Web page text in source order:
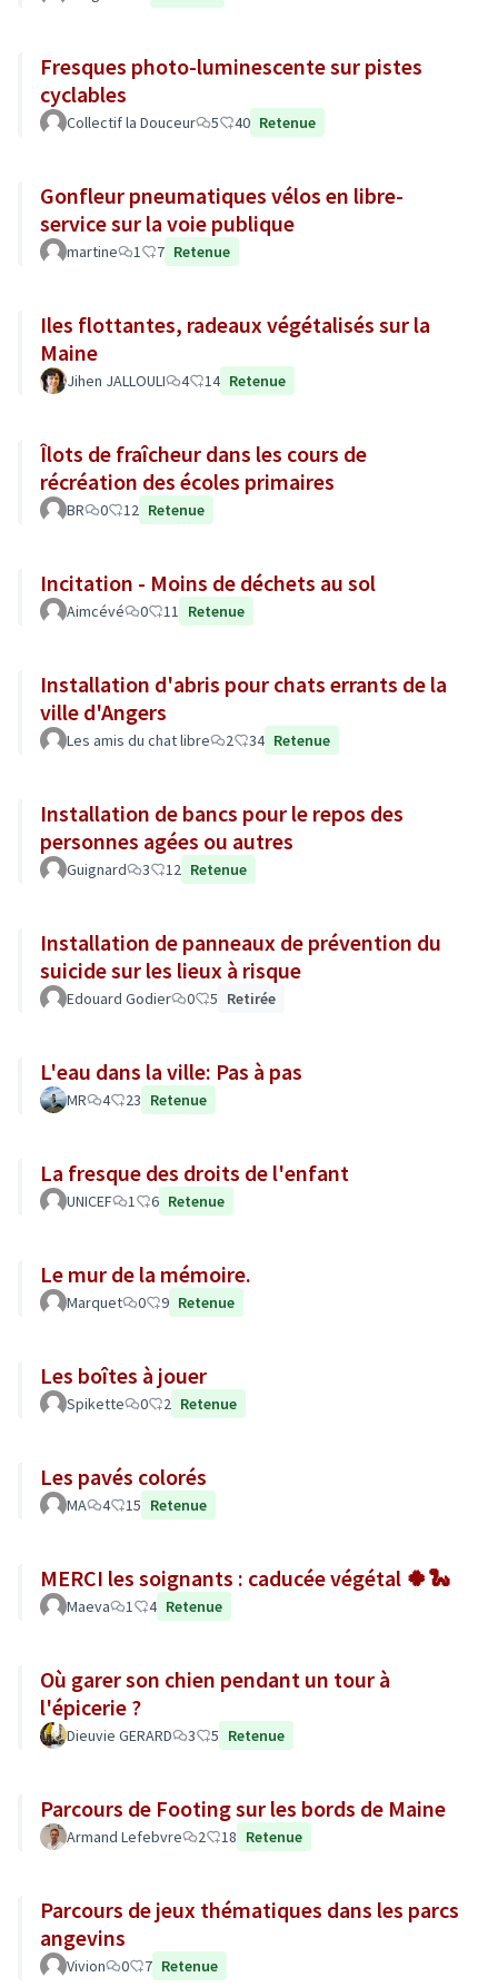
Fresques photo-luminescente sur pistes
cyclables
Collectif la Douceur 5 40 Retenue
Gonfleur pneumatiques vélos en libre-
service sur la voie publique
martine 1 7 Retenue
Iles flottantes, radeaux végétalisés sur la
Maine
Jihen JALLOULI 4 14 Retenue
Îlots de fraîcheur dans les cours de
récréation des écoles primaires
BR 0 12 Retenue
Incitation - Moins de déchets au sol
Aimcévé 0 11 Retenue
Installation d'abris pour chats errants de la
ville d'Angers
Les amis du chat libre 2 34 Retenue
Installation de bancs pour le repos des
personnes agées ou autres
Guignard 3 12 Retenue
Installation de panneaux de prévention du
suicide sur les lieux à risque
Edouard Godier 0 5 Retirée
L'eau dans la ville: Pas à pas
MR 4 23 Retenue
La fresque des droits de l'enfant
UNICEF 1 6 Retenue
Le mur de la mémoire.
Marquet 0 9 Retenue
Les boîtes à jouer
Spikette 0 2 Retenue
Les pavés colorés
MA 4 15 Retenue
MERCI les soignants : caducée végétal 🍀🐍
Maeva 1 4 Retenue
Où garer son chien pendant un tour à
l'épicerie ?
Dieuvie GERARD 3 5 Retenue
Parcours de Footing sur les bords de Maine
Armand Lefebvre 2 18 Retenue
Parcours de jeux thématiques dans les parcs
angevins
Vivion 0 7 Retenue